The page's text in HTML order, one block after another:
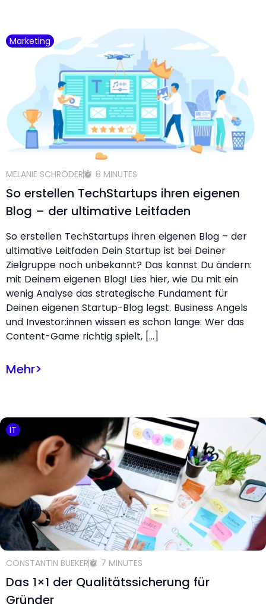
Marketing
MELANIE SCHRÖDER 8 MINUTES
So erstellen TechStartups ihren eigenen
Blog – der ultimative Leitfaden
So erstellen TechStartups ihren eigenen Blog – der
ultimative Leitfaden Dein Startup ist bei Deiner
Zielgruppe noch unbekannt? Das kannst Du ändern:
mit Deinem eigenen Blog! Lies hier, wie Du mit ein
wenig Analyse das strategische Fundament für
Deinen eigenen Startup-Blog legst. Business Angels
und Investor:innen wissen es schon lange: Wer das
Content-Game richtig spielt, […]
Mehr>
IT
CONSTANTIN BUEKER 7 MINUTES
Das 1×1 der Qualitätssicherung für
Gründer